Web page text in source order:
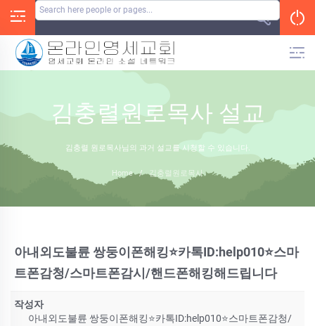
김충렬원로목사 설교
김충렬 원로목사님의 과거 설교를 시청할 수 있습니다.
Home / 김충렬원로목사
아내외도불륜 쌍둥이폰해킹⭐카톡ID:help010⭐스마
트폰감청/스마트폰감시/핸드폰해킹해드립니다
작성자
아내외도불륜 쌍둥이폰해킹⭐카톡ID:help010⭐스마트폰감청/